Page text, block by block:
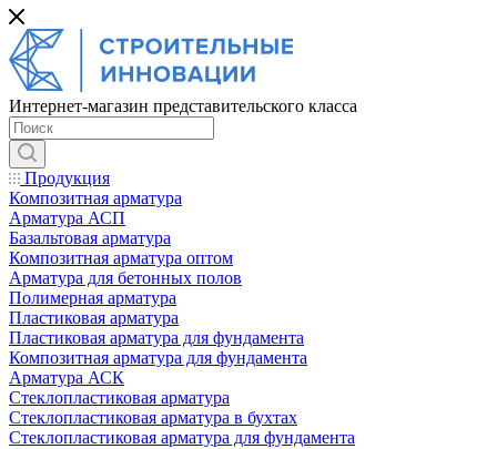
Интернет-магазин представительского класса
Продукция
Композитная арматура
Арматура АСП
Базальтовая арматура
Композитная арматура оптом
Арматура для бетонных полов
Полимерная арматура
Пластиковая арматура
Пластиковая арматура для фундамента
Композитная арматура для фундамента
Арматура АСК
Cтеклопластиковая арматура
Стеклопластиковая арматура в бухтах
Стеклопластиковая арматура для фундамента